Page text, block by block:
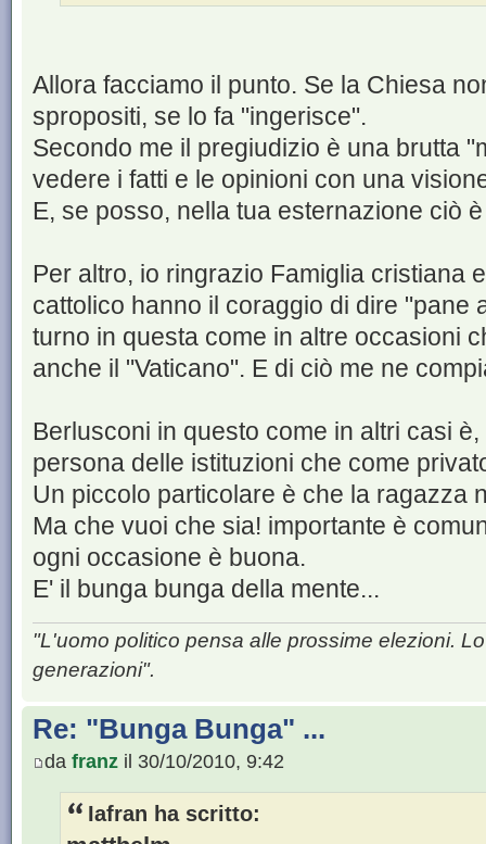
Allora facciamo il punto. Se la Chiesa
spropositi, se lo fa "ingerisce".
Secondo me il pregiudizio è una brutta
vedere i fatti e le opinioni con una
E, se posso, nella tua esternazione ciò
Per altro, io ringrazio Famiglia cristiana
cattolico hanno il coraggio di dire "pane
turno in questa come in altre occasioni
anche il "Vaticano". E di ciò me ne
Berlusconi in questo come in altri casi
persona delle istituzioni che come
Un piccolo particolare è che la ragazza
Ma che vuoi che sia! importante è
ogni occasione è buona.
E' il bunga bunga della mente...
"L'uomo politico pensa alle prossime elezioni.
generazioni".
Re: "Bunga Bunga" ...
da franz il 30/10/2010, 9:42
Iafran ha scritto: